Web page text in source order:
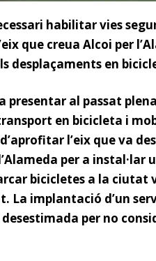
habilitar vies
que creua Alcoi per
desplaçaments en
al passat
en bicicleta i
l’eix que va
per a instal·lar
bicicletes a la ciutat
La implantació d’un
per no